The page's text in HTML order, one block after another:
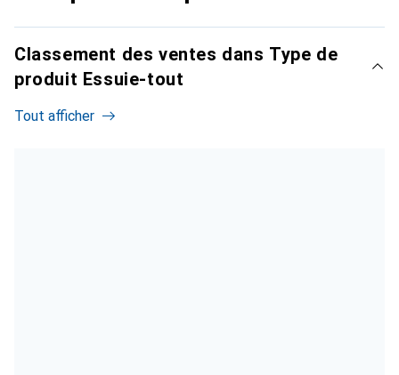
Classement des ventes dans Type de
produit Essuie-tout
Tout afficher